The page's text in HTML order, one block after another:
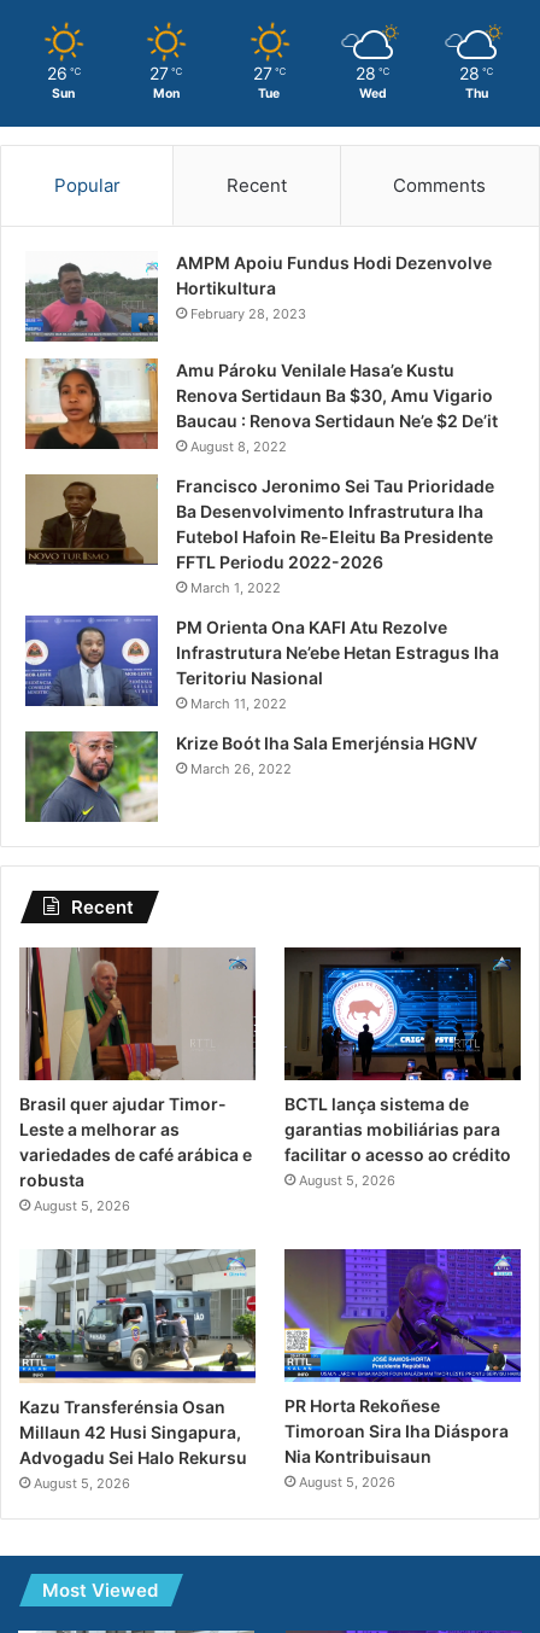
26 ℃
Sun
27 ℃
Mon
27 ℃
Tue
28 ℃
Wed
28 ℃
Thu
Popular Recent Comments
AMPM Apoiu Fundus Hodi Dezenvolve
Hortikultura
February 28, 2023
Amu Pároku Venilale Hasa’e Kustu
Renova Sertidaun Ba $30, Amu Vigario
Baucau : Renova Sertidaun Ne’e $2 De’it
August 8, 2022
Francisco Jeronimo Sei Tau Prioridade
Ba Desenvolvimento Infrastrutura Iha
Futebol Hafoin Re-Eleitu Ba Presidente
FFTL Periodu 2022-2026
March 1, 2022
PM Orienta Ona KAFI Atu Rezolve
Infrastrutura Ne’ebe Hetan Estragus Iha
Teritoriu Nasional
March 11, 2022
Krize Boót Iha Sala Emerjénsia HGNV
March 26, 2022
Recent
Brasil quer ajudar Timor-
Leste a melhorar as
variedades de café arábica e
robusta
August 5, 2026
BCTL lança sistema de
garantias mobiliárias para
facilitar o acesso ao crédito
August 5, 2026
Kazu Transferénsia Osan
Millaun 42 Husi Singapura,
Advogadu Sei Halo Rekursu
August 5, 2026
PR Horta Rekoñese
Timoroan Sira Iha Diáspora
Nia Kontribuisaun
August 5, 2026
Most Viewed